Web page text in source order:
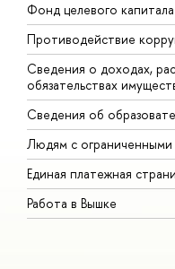
Фонд целевого капитала
Противодействие
Сведения о доходах,
обязательствах
Сведения об
Людям с ограниченными
Единая платежная
Работа в Вышке